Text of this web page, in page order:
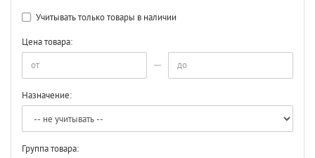
Учитывать только товары в наличии
Цена товара:
Назначение:
Группа товара: